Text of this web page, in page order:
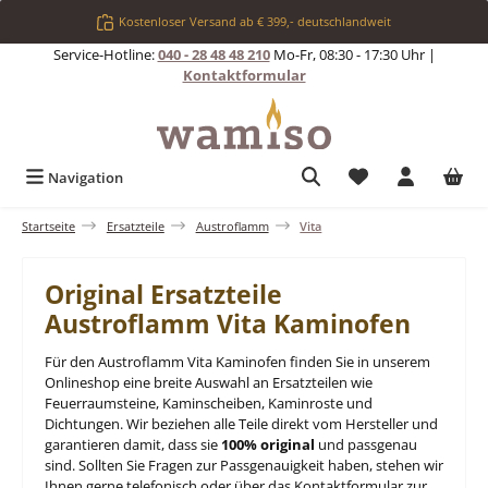
Zum Hauptinhalt springenKostenloser Versand ab € 399,- deutschlandweit
Service-Hotline:040 - 28 48 48 210Mo-Fr, 08:30 - 17:30 Uhr |
Kontaktformular
Navigation Du hast 0
Startseite Ersatzteile Austroflamm Vita
Original Ersatzteile
Austroflamm Vita Kaminofen
Für den Austroflamm Vita Kaminofen finden Sie in unserem
Onlineshop eine breite Auswahl an Ersatzteilen wie
Feuerraumsteine, Kaminscheiben, Kaminroste und
Dichtungen. Wir beziehen alle Teile direkt vom Hersteller und
garantieren damit, dass sie 100% original und passgenau
sind. Sollten Sie Fragen zur Passgenauigkeit haben, stehen wir